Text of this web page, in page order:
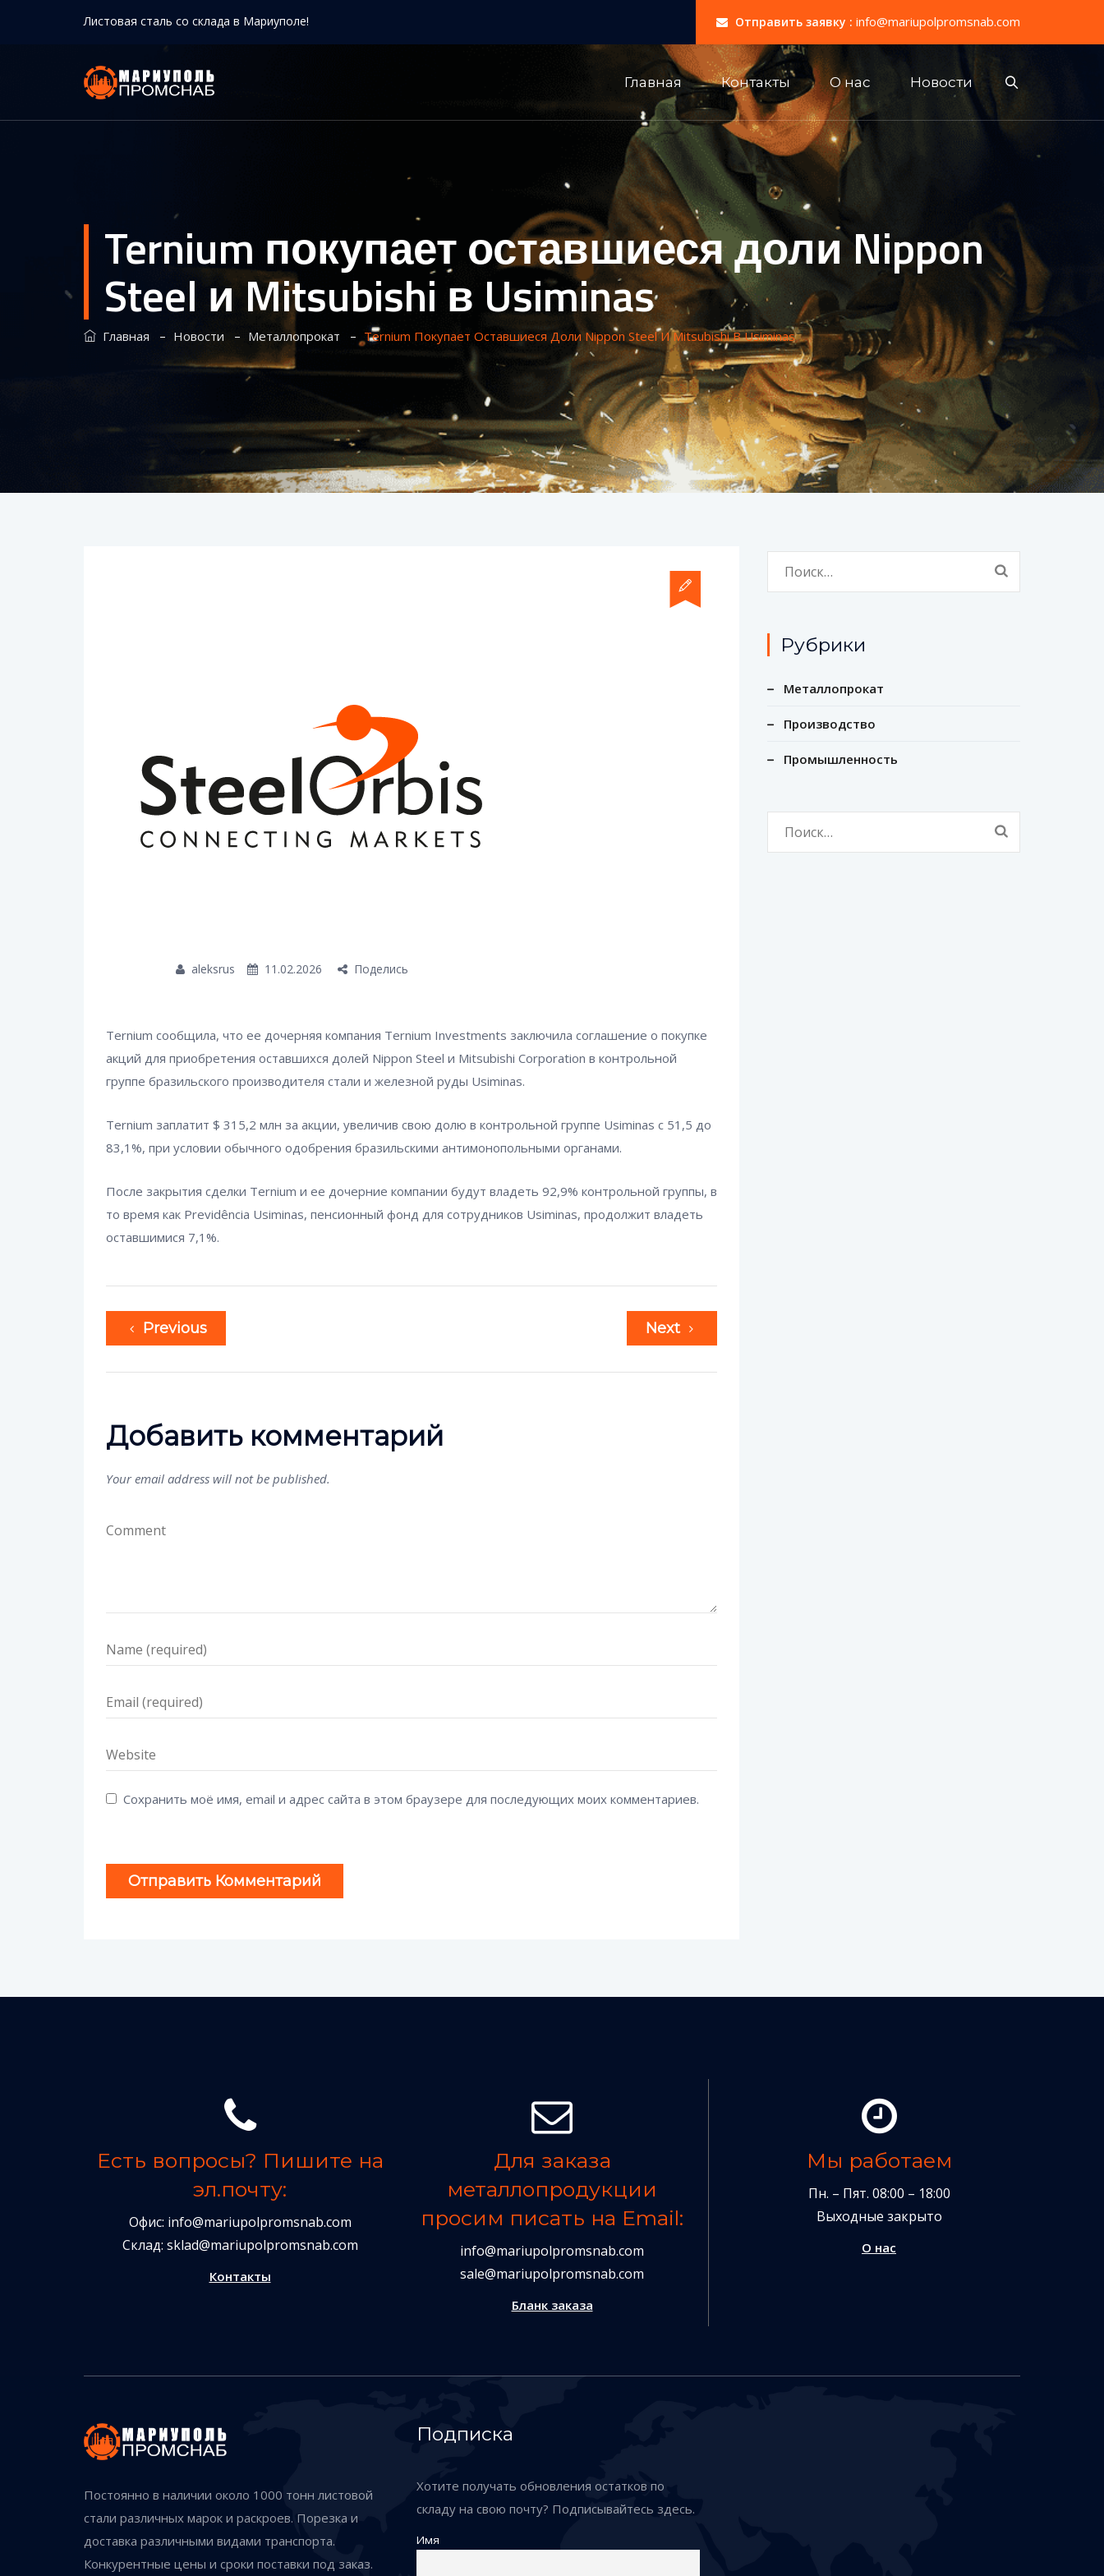
Листовая сталь со склада в Мариуполе! Отправить заявку : info@mariupolpromsnab.com
Главная Контакты О нас Новости
Ternium покупает оставшиеся доли Nippon
Steel и Mitsubishi в Usiminas
Главная – Новости – Металлопрокат – Ternium Покупает Оставшиеся Доли Nippon Steel И Mitsubishi В Usiminas
aleksrus 11.02.2026 Поделись
Ternium сообщила, что ее дочерняя компания Ternium Investments заключила соглашение о покупке
акций для приобретения оставшихся долей Nippon Steel и Mitsubishi Corporation в контрольной
группе бразильского производителя стали и железной руды Usiminas.
Ternium заплатит $ 315,2 млн за акции, увеличив свою долю в контрольной группе Usiminas с 51,5 до
83,1%, при условии обычного одобрения бразильскими антимонопольными органами.
После закрытия сделки Ternium и ее дочерние компании будут владеть 92,9% контрольной группы, в
то время как Previdência Usiminas, пенсионный фонд для сотрудников Usiminas, продолжит владеть
оставшимися 7,1%.
Previous Next
Добавить комментарий
Your email address will not be published.
Сохранить моё имя, email и адрес сайта в этом браузере для последующих моих комментариев.
Рубрики
Металлопрокат
Производство
Промышленность
Есть вопросы? Пишите на
эл.почту:
Офис: info@mariupolpromsnab.com
Склад: sklad@mariupolpromsnab.com
Контакты
Для заказа
металлопродукции
просим писать на Email:
info@mariupolpromsnab.com
sale@mariupolpromsnab.com
Бланк заказа
Мы работаем
Пн. – Пят. 08:00 – 18:00
Выходные закрыто
О нас
Постоянно в наличии около 1000 тонн листовой
стали различных марок и раскроев. Порезка и
доставка различными видами транспорта.
Конкурентные цены и сроки поставки под заказ.
Подписка
Хотите получать обновления остатков по
складу на свою почту? Подписывайтесь здесь.
Имя